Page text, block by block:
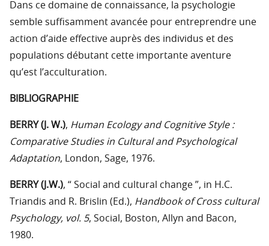
Dans ce domaine de connaissance, la psychologie
semble suffisamment avancée pour entreprendre une
action d’aide effective auprès des individus et des
populations débutant cette importante aventure
qu’est l’acculturation.
BIBLIOGRAPHIE
BERRY (J. W.), Human Ecology and Cognitive Style :
Comparative Studies in Cultural and Psychological
Adaptation, London, Sage, 1976.
BERRY (J.W.), “ Social and cultural change ”, in H.C.
Triandis and R. Brislin (Ed.), Handbook of Cross cultural
Psychology, vol. 5, Social, Boston, Allyn and Bacon,
1980.